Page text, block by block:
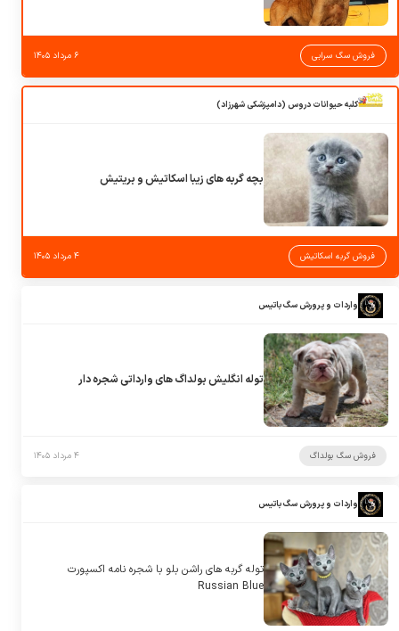
فروش سگ سرابی ۶ مرداد ۱۴۰۵
کلبه حیوانات دروس (دامپزشکی شهرزاد)
بچه گربه های زیبا اسکاتیش و بریتیش
فروش گربه اسکاتیش ۴ مرداد ۱۴۰۵
واردات و پرورش سگ باتیس
توله انگلیش بولداگ های وارداتی شجره دار
فروش سگ بولداگ ۴ مرداد ۱۴۰۵
واردات و پرورش سگ باتیس
توله گربه های راشن بلو با شجره نامه اکسپورت
Russian Blue